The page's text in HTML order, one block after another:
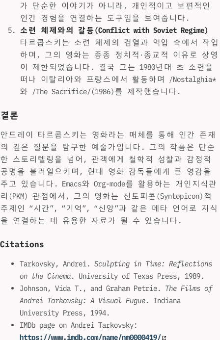
가 단순한 이야기가 아니라, 개인적이고 보편적인
인간 경험을 연결하는 도구임을 보여줍니다.
소련 체제와의 갈등(Conflict with Soviet Regime)
타르콥스키는 소련 체제의 검열과 억압 속에서 작업
하며, 그의 영화는 종종 정치적·종교적 이유로 상영
이 제한되었습니다. 결국 그는 1980년대 초 소련을
떠나 이탈리아와 프랑스에서 활동하며 /Nostalghia*
와 /The Sacrifice/(1986)를 제작했습니다.
결론
안드레이 타르콥스키는 영화라는 매체를 통해 인간 존재
의 깊은 질문을 탐구한 예술가입니다. 그의 작품은 단순
한 스토리텔링을 넘어, 관객에게 철학적 성찰과 감정적
공명을 불러일으키며, 현대 영화 감독들에게 큰 영감을
주고 있습니다. Emacs와 Org-mode를 활용하는 개인지식관
리(PKM) 관점에서, 그의 영화는 신토피콘(Syntopicon)적
주제인 “시간”, “기억”, “신앙”과 같은 메타 언어로 지식
을 연결하는 데 유용한 자료가 될 수 있습니다.
Citations
Tarkovsky, Andrei. Sculpting in Time: Reflections
on the Cinema. University of Texas Press, 1989.
Johnson, Vida T., and Graham Petrie. The Films of
Andrei Tarkovsky: A Visual Fugue. Indiana
University Press, 1994.
IMDb page on Andrei Tarkovsky:
https://www.imdb.com/name/nm0000419/